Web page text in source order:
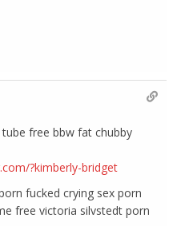
free bbw fat chubby
?kimberly-bridget
fucked crying sex porn
free victoria silvstedt porn